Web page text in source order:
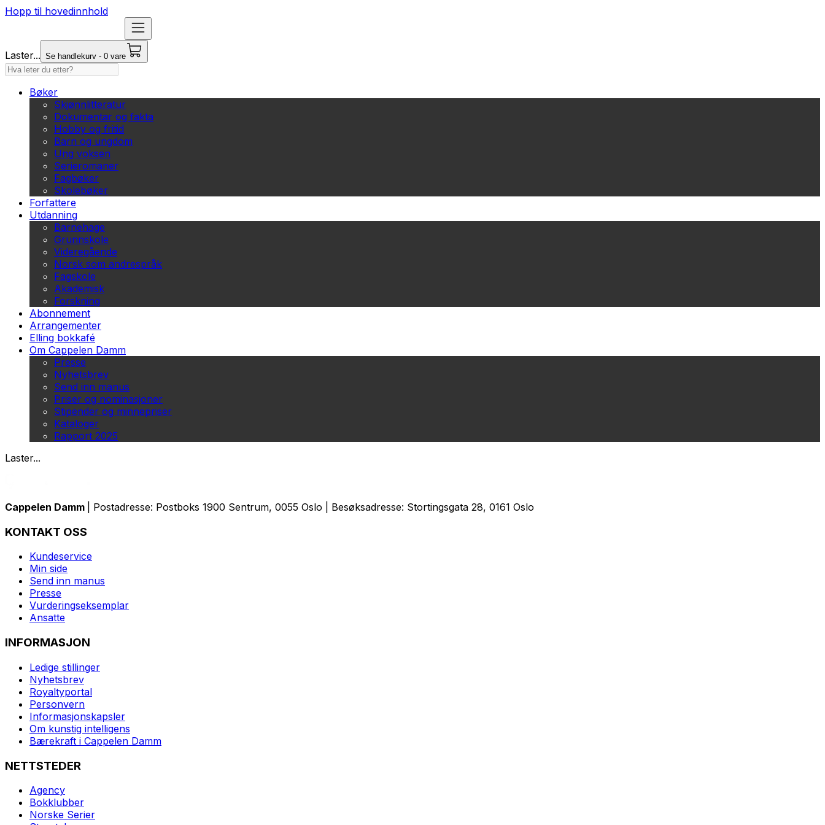
Hopp til hovedinnhold
Laster... Se handlekurv - 0 vare
Bøker
Skjønnlitteratur
Dokumentar og fakta
Hobby og fritid
Barn og ungdom
Ung voksen
Serieromaner
Fagbøker
Skolebøker
Forfattere
Utdanning
Barnehage
Grunnskole
Videregående
Norsk som andrespråk
Fagskole
Akademisk
Forskning
Abonnement
Arrangementer
Elling bokkafé
Om Cappelen Damm
Presse
Nyhetsbrev
Send inn manus
Priser og nominasjoner
Stipender og minnepriser
Kataloger
Rapport 2025
Laster...
Cappelen Damm | Postadresse: Postboks 1900 Sentrum, 0055 Oslo | Besøksadresse: Stortingsgata 28, 0161 Oslo
KONTAKT OSS
Kundeservice
Min side
Send inn manus
Presse
Vurderingseksemplar
Ansatte
INFORMASJON
Ledige stillinger
Nyhetsbrev
Royaltyportal
Personvern
Informasjonskapsler
Om kunstig intelligens
Bærekraft i Cappelen Damm
NETTSTEDER
Agency
Bokklubber
Norske Serier